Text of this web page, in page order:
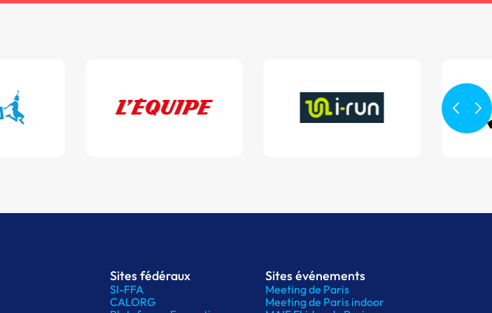
Sites fédéraux
SI-FFA
CALORG
Sites événements
Meeting de Paris
Meeting de Paris indoor